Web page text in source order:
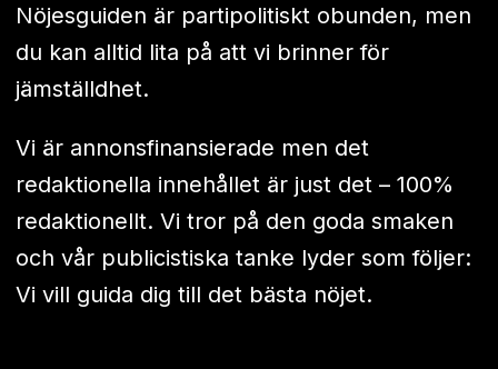
Nöjesguiden är partipolitiskt obunden, men
du kan alltid lita på att vi brinner för
jämställdhet.
Vi är annonsfinansierade men det
redaktionella innehållet är just det – 100%
redaktionellt. Vi tror på den goda smaken
och vår publicistiska tanke lyder som följer:
Vi vill guida dig till det bästa nöjet.